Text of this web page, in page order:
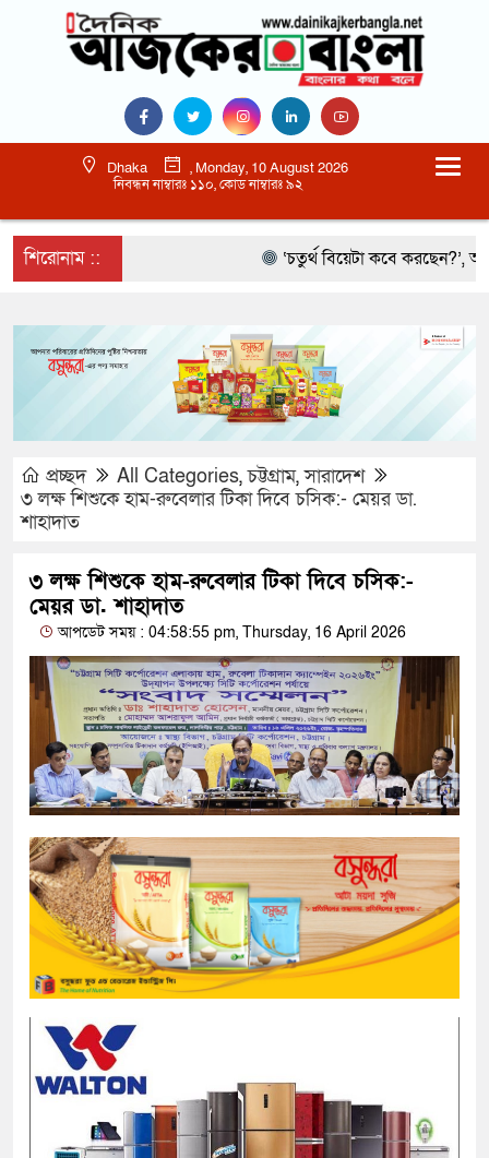
Dhaka
, Monday, 10 August 2026
নিবন্ধন নাম্বারঃ ১১০, কোড নাম্বারঃ ৯২
শিরোনাম :: ‘চতুর্থ বিয়েটা কবে করছেন?’,
প্রচ্ছদ All Categories,চট্টগ্রাম,সারাদেশ
৩ লক্ষ শিশুকে হাম-রুবেলার টিকা দিবে চসিক:- মেয়র ডা.
শাহাদাত
৩ লক্ষ শিশুকে হাম-রুবেলার টিকা দিবে চসিক:-
মেয়র ডা. শাহাদাত
আপডেট সময় : 04:58:55 pm, Thursday, 16 April 2026